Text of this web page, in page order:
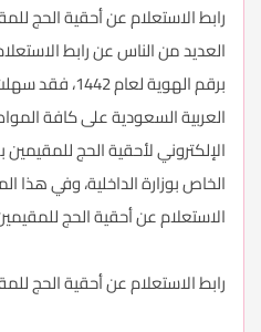
رابط الاستعلام عن أحقية الحج
العديد من الناس عن رابط
برقم الهوية
العربية السعودية على كافة
الإلكتروني لأحقية الحج
الخاص بوزارة الداخلية، وفي هذا
الاستعلام عن أحقية الحج
رابط الاستعلام عن أحقية الحج